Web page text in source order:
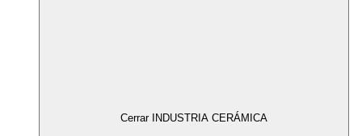
Cerrar INDUSTRIA CERÁMICA